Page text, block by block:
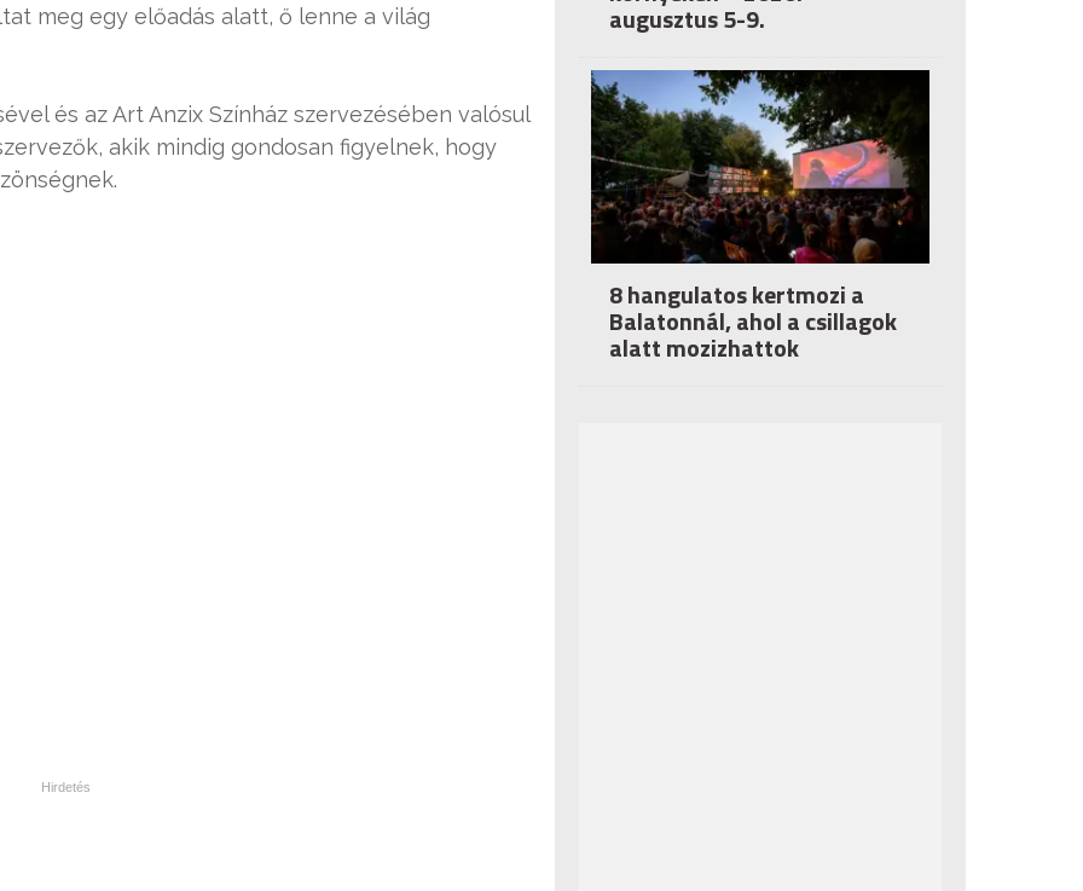
meg egy előadás alatt, ő lenne a világ
és az Art Anzix Színház szervezésében valósul
akik mindig gondosan figyelnek, hogy
augusztus 5-9.
8 hangulatos kertmozi a
Balatonnál, ahol a csillagok
alatt mozizhattok